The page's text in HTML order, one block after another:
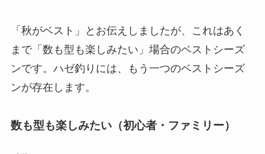
「秋がベスト」とお伝えしましたが、これはあく
まで「数も型も楽しみたい」場合のベストシーズ
ンです。ハゼ釣りには、もう一つのベストシーズ
ンが存在します。
数も型も楽しみたい（初心者・ファミリー）